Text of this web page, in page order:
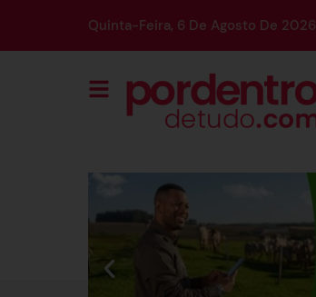
Quinta-Feira, 6 De Agosto De 2026